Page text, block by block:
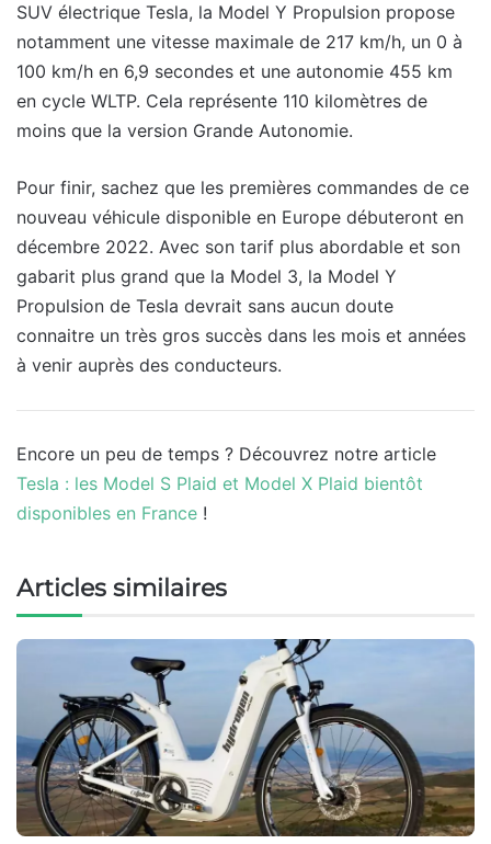
SUV électrique Tesla, la Model Y Propulsion propose
notamment une vitesse maximale de 217 km/h, un 0 à
100 km/h en 6,9 secondes et une autonomie 455 km
en cycle WLTP. Cela représente 110 kilomètres de
moins que la version Grande Autonomie.
Pour finir, sachez que les premières commandes de ce
nouveau véhicule disponible en Europe débuteront en
décembre 2022. Avec son tarif plus abordable et son
gabarit plus grand que la Model 3, la Model Y
Propulsion de Tesla devrait sans aucun doute
connaitre un très gros succès dans les mois et années
à venir auprès des conducteurs.
Encore un peu de temps ? Découvrez notre article
Tesla : les Model S Plaid et Model X Plaid bientôt
disponibles en France !
Articles similaires